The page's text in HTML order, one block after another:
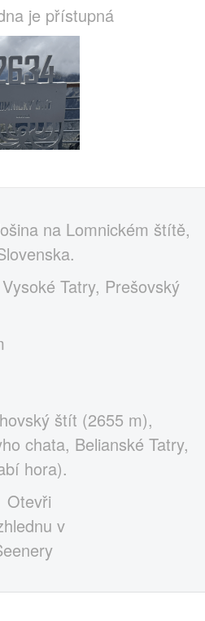
je přístupná
na Lomnickém štítě,
Tatry, Prešovský
štít (2655 m),
chata, Belianské Tatry,
hora).